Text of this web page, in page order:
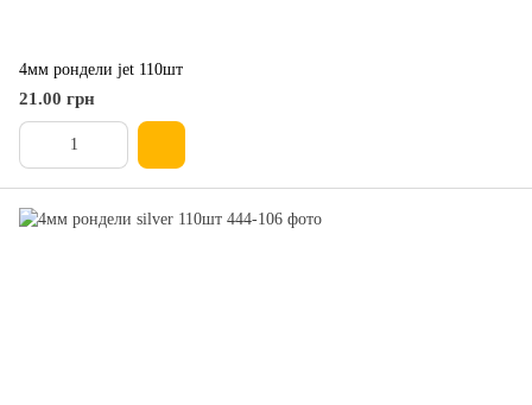
4мм рондели jet 110шт
21.00 грн